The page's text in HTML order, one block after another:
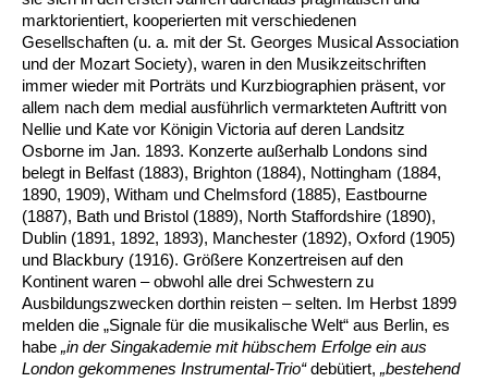
marktorientiert, kooperierten mit verschiedenen
Gesellschaften (u. a. mit der St. Georges Musical Association
und der Mozart Society), waren in den Musikzeitschriften
immer wieder mit Porträts und Kurzbiographien präsent, vor
allem nach dem medial ausführlich vermarkteten Auftritt von
Nellie und Kate vor Königin Victoria auf deren Landsitz
Osborne im Jan. 1893. Konzerte außerhalb Londons sind
belegt in Belfast (1883), Brighton (1884), Nottingham (1884,
1890, 1909), Witham und Chelmsford (1885), Eastbourne
(1887), Bath und Bristol (1889), North Staffordshire (1890),
Dublin (1891, 1892, 1893), Manchester (1892), Oxford (1905)
und Blackbury (1916). Größere Konzertreisen auf den
Kontinent waren – obwohl alle drei Schwestern zu
Ausbildungszwecken dorthin reisten – selten. Im Herbst 1899
melden die „Signale für die musikalische Welt“ aus Berlin, es
habe „in der Singakademie mit hübschem Erfolge ein aus
London gekommenes Instrumental-Trio“debütiert, „bestehend